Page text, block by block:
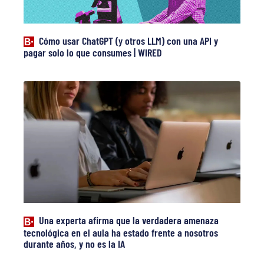
Cómo usar ChatGPT (y otros LLM) con una API y
pagar solo lo que consumes | WIRED
Una experta afirma que la verdadera amenaza
tecnológica en el aula ha estado frente a nosotros
durante años, y no es la IA